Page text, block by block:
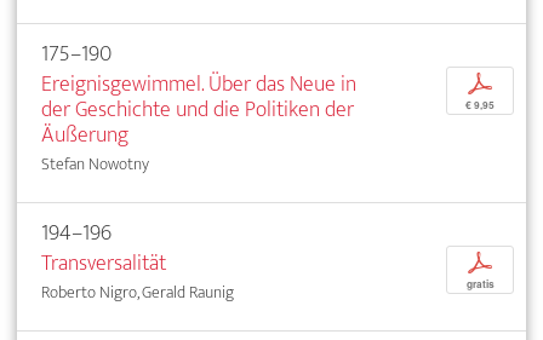
175–190
Ereignisgewimmel. Über das Neue in
der Geschichte und die Politiken der
Äußerung
Stefan Nowotny
p
€ 9,95
194–196
Transversalität
Roberto Nigro, Gerald Raunig
p
gratis